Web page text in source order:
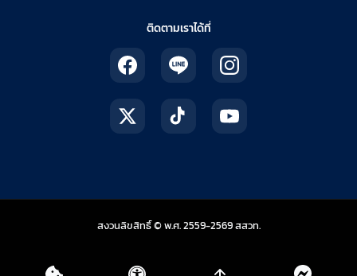
ติดตามเราได้ที่
สงวนลิขสิทธิ์ © พ.ศ. 2559-2569สสวท.สถาบันส่งเสริมการสอ